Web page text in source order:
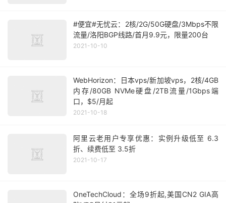
#便宜#无忧云：2核/2G/50G硬盘/3Mbps不限
流量/洛阳BGP线路/首月9.9元，限量200台
2021-10-10
WebHorizon：日本vps/新加坡vps，2核/4GB
内存/80GB NVMe硬盘/2TB流量/1Gbps端
口，$5/月起
2021-10-18
阿里云老用户专享优惠：实例升级低至 6.3
折、续费低至 3.5折
2021-10-17
OneTechCloud：全场9折起,美国CN2 GIA高